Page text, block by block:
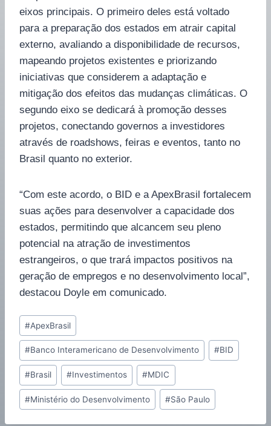
eixos principais. O primeiro deles está voltado
para a preparação dos estados em atrair capital
externo, avaliando a disponibilidade de recursos,
mapeando projetos existentes e priorizando
iniciativas que considerem a adaptação e
mitigação dos efeitos das mudanças climáticas. O
segundo eixo se dedicará à promoção desses
projetos, conectando governos a investidores
através de roadshows, feiras e eventos, tanto no
Brasil quanto no exterior.
“Com este acordo, o BID e a ApexBrasil fortalecem
suas ações para desenvolver a capacidade dos
estados, permitindo que alcancem seu pleno
potencial na atração de investimentos
estrangeiros, o que trará impactos positivos na
geração de empregos e no desenvolvimento local”,
destacou Doyle em comunicado.
#ApexBrasil
#Banco Interamericano de Desenvolvimento #BID
#Brasil #Investimentos #MDIC
#Ministério do Desenvolvimento #São Paulo